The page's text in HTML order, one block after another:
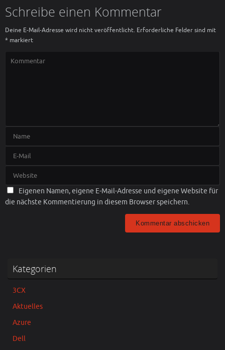
Schreibe einen Kommentar
Deine E-Mail-Adresse wird nicht veröffentlicht. Erforderliche Felder sind mit
* markiert
Eigenen Namen, eigene E-Mail-Adresse und eigene Website für
die nächste Kommentierung in diesem Browser speichern.
Kategorien
3CX
Aktuelles
Azure
Dell